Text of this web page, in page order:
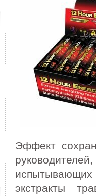
Эффект
испытывающих
экстракты